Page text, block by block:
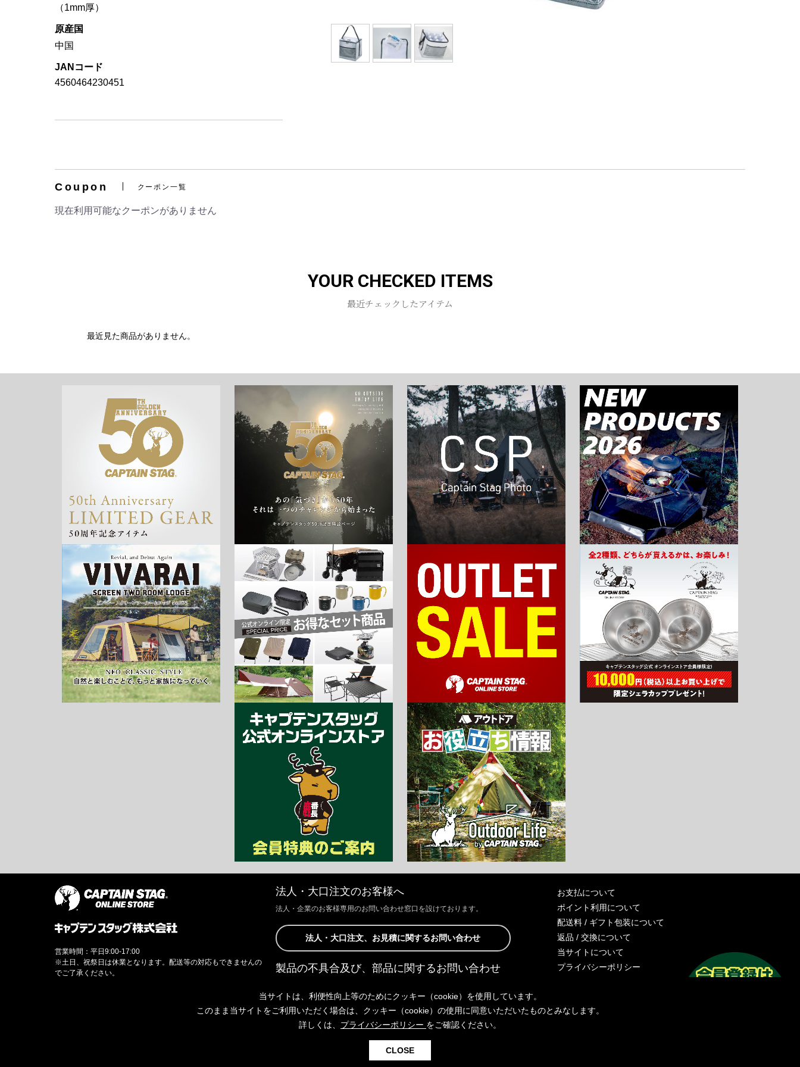
お買い物を続ける カートへ進む
（1mm厚）
原産国
中国
JANコード
4560464230451
Coupon クーポン一覧
現在利用可能なクーポンがありません
YOUR CHECKED ITEMS
最近チェックしたアイテム
最近見た商品がありません。
法人・大口注文のお客様へ
法人・企業のお客様専用のお問い合わせ窓口を設けております。
法人・大口注文、お見積に関するお問い合わせ
製品の不具合及び、部品に関するお問い合わせ
きましては、Webサイトにて承っております。
以下よりご連絡ください。
お支払について
ポイント利用について
配送料 / ギフト包装について
返品 / 交換について
当サイトについて
プライバシーポリシー
お問い合わせ
営業時間：平日9:00-17:00
※土日、祝祭日は休業となります。配送等の対応もできませんの
でご了承ください。
当サイトは、利便性向上等のためにクッキー（cookie）を使用しています。
このまま当サイトをご利用いただく場合は、クッキー（cookie）の使用に同意いただいたものとみなします。
詳しくは、 プライバシーポリシー をご確認ください。
CLOSE